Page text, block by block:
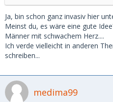
Ja, bin schon ganz invasiv hier
Meinst du, es wäre eine gute
Männer mit schwachem Herz....
Ich verde vielleicht in anderen
schreiben...
medima99